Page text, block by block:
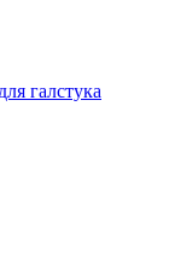
галстука